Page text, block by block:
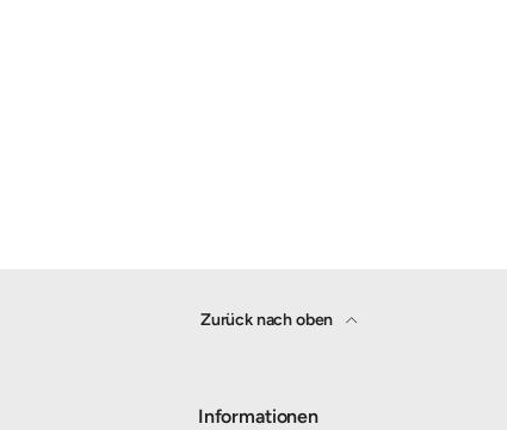
Zurück nach oben
Informationen